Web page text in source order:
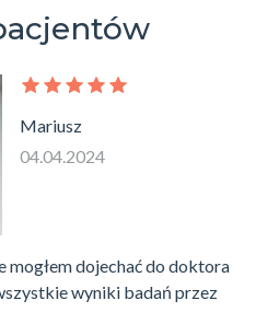
Mariusz
04.04.2024
mogłem dojechać do doktora
wyniki badań przez